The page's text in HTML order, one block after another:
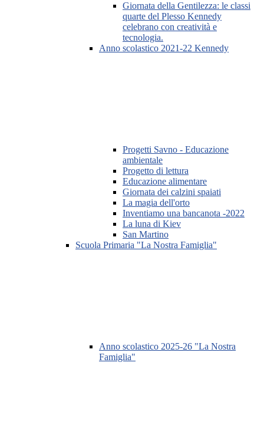
Giornata della Gentilezza: le classi
quarte del Plesso Kennedy
celebrano con creatività e
tecnologia.
Anno scolastico 2021-22 Kennedy
Progetti Savno - Educazione
ambientale
Progetto di lettura
Educazione alimentare
Giornata dei calzini spaiati
La magia dell'orto
Inventiamo una bancanota -2022
La luna di Kiev
San Martino
Scuola Primaria "La Nostra Famiglia"
Anno scolastico 2025-26 "La Nostra
Famiglia"